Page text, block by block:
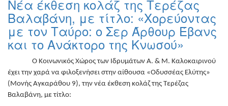
Ζωγραφική
Φωτογραφία
Τραγούδι
Κινηματογράφος
Χορός
Θέατρο
Νέα έκθεση κολάζ της Τερέζας
Βαλαβάνη, με τίτλο: «Χορεύοντας
με τον Ταύρο: ο Σερ Άρθουρ Έβανς
και το Ανάκτορο της Κνωσού»
Ο Κοινωνικός Χώρος των Ιδρυμάτων Α. & Μ. Καλοκαιρινού
έχει την χαρά να φιλοξενήσει στην αίθουσα «Οδυσσέας Ελύτης»
(Μονής Αγκαράθου 9), την νέα έκθεση κολάζ της Τερέζας
Βαλαβάνη, με τίτλο: